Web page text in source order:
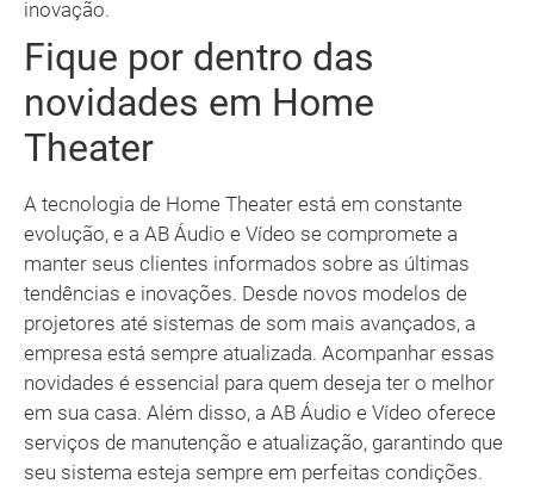
inovação.
Fique por dentro das
novidades em Home
Theater
A tecnologia de Home Theater está em constante
evolução, e a AB Áudio e Vídeo se compromete a
manter seus clientes informados sobre as últimas
tendências e inovações. Desde novos modelos de
projetores até sistemas de som mais avançados, a
empresa está sempre atualizada. Acompanhar essas
novidades é essencial para quem deseja ter o melhor
em sua casa. Além disso, a AB Áudio e Vídeo oferece
serviços de manutenção e atualização, garantindo que
seu sistema esteja sempre em perfeitas condições.